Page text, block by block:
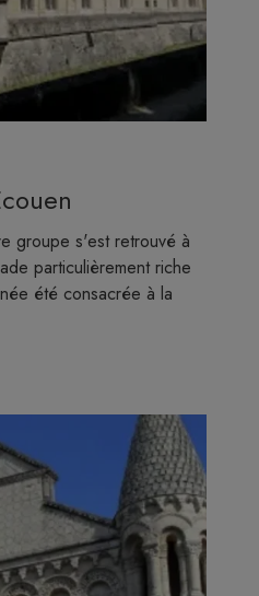
groupe s'est retrouvé à
particulièrement riche
été consacrée à la